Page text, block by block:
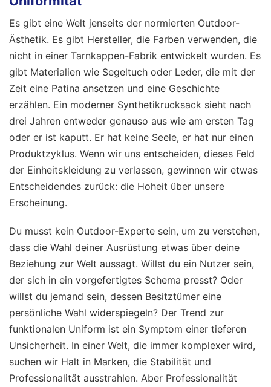
Es gibt eine Welt jenseits der normierten Outdoor-
Ästhetik. Es gibt Hersteller, die Farben verwenden, die
nicht in einer Tarnkappen-Fabrik entwickelt wurden. Es
gibt Materialien wie Segeltuch oder Leder, die mit der
Zeit eine Patina ansetzen und eine Geschichte
erzählen. Ein moderner Synthetikrucksack sieht nach
drei Jahren entweder genauso aus wie am ersten Tag
oder er ist kaputt. Er hat keine Seele, er hat nur einen
Produktzyklus. Wenn wir uns entscheiden, dieses Feld
der Einheitskleidung zu verlassen, gewinnen wir etwas
Entscheidendes zurück: die Hoheit über unsere
Erscheinung.
Du musst kein Outdoor-Experte sein, um zu verstehen,
dass die Wahl deiner Ausrüstung etwas über deine
Beziehung zur Welt aussagt. Willst du ein Nutzer sein,
der sich in ein vorgefertigtes Schema presst? Oder
willst du jemand sein, dessen Besitztümer eine
persönliche Wahl widerspiegeln? Der Trend zur
funktionalen Uniform ist ein Symptom einer tieferen
Unsicherheit. In einer Welt, die immer komplexer wird,
suchen wir Halt in Marken, die Stabilität und
Professionalität ausstrahlen. Aber Professionalität